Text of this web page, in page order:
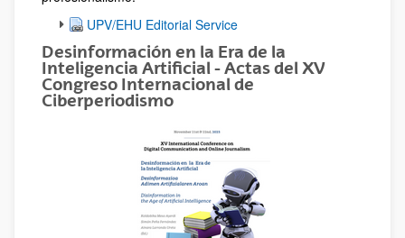
UPV/EHU Editorial Service
Desinformación en la Era de la
Inteligencia Artificial - Actas del XV
Congreso Internacional de
Ciberperiodismo